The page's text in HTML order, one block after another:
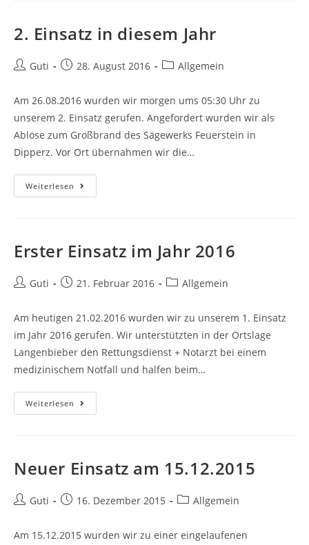
2. Einsatz in diesem Jahr
Guti 28. August 2016 Allgemein
Am 26.08.2016 wurden wir morgen ums 05:30 Uhr zu
unserem 2. Einsatz gerufen. Angefordert wurden wir als
Ablöse zum Großbrand des Sägewerks Feuerstein in
Dipperz. Vor Ort übernahmen wir die…
Weiterlesen
Erster Einsatz im Jahr 2016
Guti 21. Februar 2016 Allgemein
Am heutigen 21.02.2016 wurden wir zu unserem 1. Einsatz
im Jahr 2016 gerufen. Wir unterstützten in der Ortslage
Langenbieber den Rettungsdienst + Notarzt bei einem
medizinischem Notfall und halfen beim…
Weiterlesen
Neuer Einsatz am 15.12.2015
Guti 16. Dezember 2015 Allgemein
Am 15.12.2015 wurden wir zu einer eingelaufenen